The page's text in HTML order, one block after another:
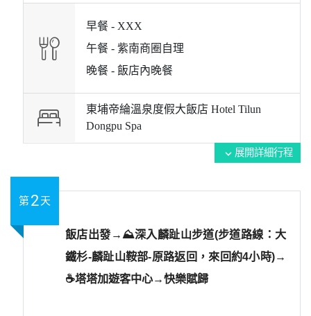
早餐 - XXX
午餐 - 紫南商圈自理
晚餐 - 飯店內晚餐
東埔帝綸溫泉度假大飯店 Hotel Tilun
Dongpu Spa
expand_more 展開詳細行程
第 2天
飯店出發→⛰️深入麟趾山步道(步道路線：大
鐵杉-麟趾山鞍部-原路返回，來回約4小時)→
☕塔塔加遊客中心→快樂賦歸